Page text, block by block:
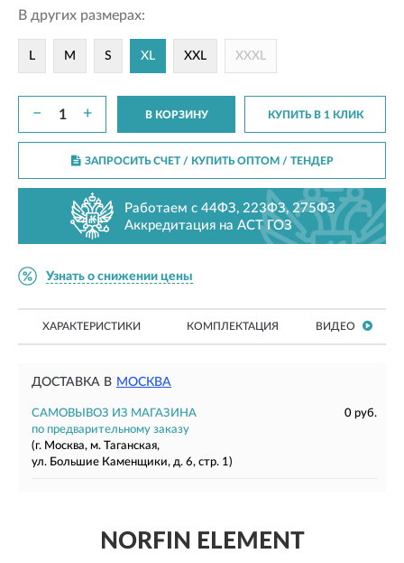
В других размерах:
L M S XL XXL XXXL
− + В КОРЗИНУ КУПИТЬ В 1 КЛИК
ЗАПРОСИТЬ СЧЕТ / КУПИТЬ ОПТОМ/ ТЕНДЕР
Работаем с 44ФЗ, 223ФЗ, 275ФЗ
Аккредитация на АСТ ГОЗ
Узнать о снижении цены
ХАРАКТЕРИСТИКИ КОМПЛЕКТАЦИЯ ВИДЕО
ДОСТАВКА В МОСКВА
САМОВЫВОЗ ИЗ МАГАЗИНА
0 руб.
по предварительному заказу
(г. Москва, м. Таганская,
ул. Большие Каменщики, д. 6, стр. 1)
NORFIN ELEMENT